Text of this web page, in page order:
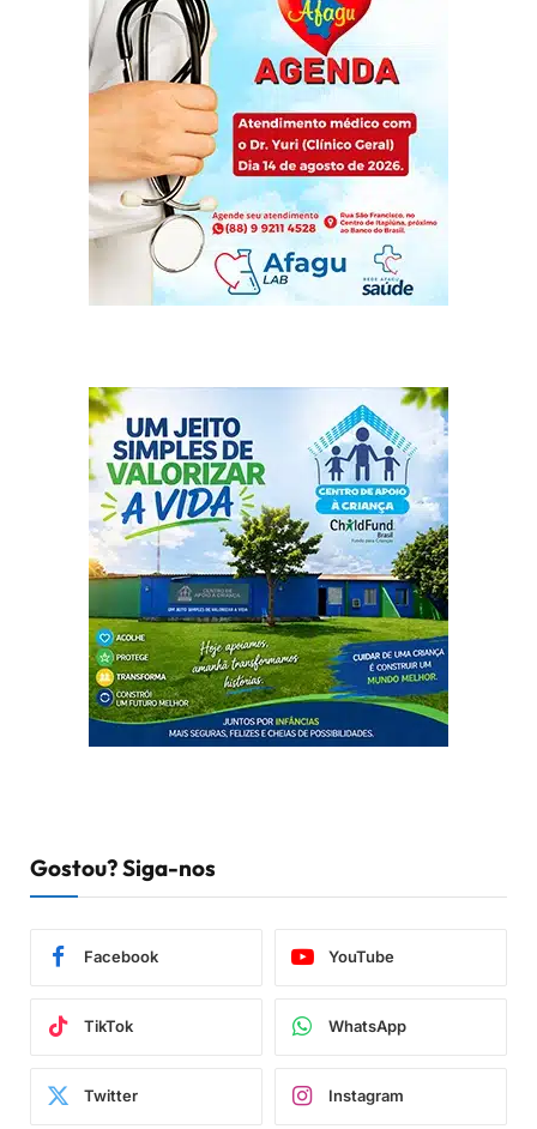
Gostou? Siga-nos
Facebook YouTube
TikTok WhatsApp
Twitter Instagram